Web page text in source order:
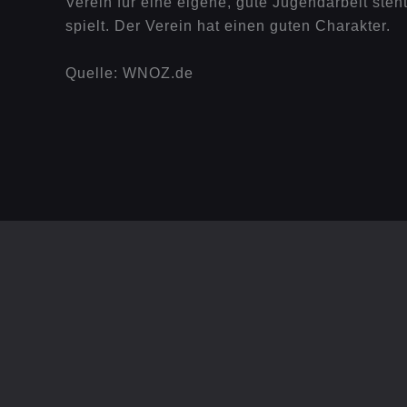
spielt. Der Verein hat einen guten Charakter.
Quelle: WNOZ.de